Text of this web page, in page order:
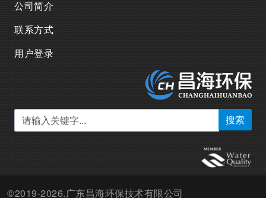
公司简介
联系方式
用户登录
搜索
©2019-2026.广东昌海环保技术有限公司